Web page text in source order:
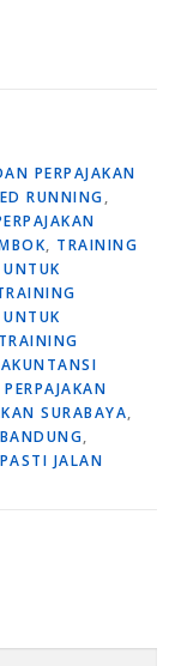
PERPAJAKAN
RUNNING,
, TRAINING
TRAINING
SURABAYA,
,
JALAN